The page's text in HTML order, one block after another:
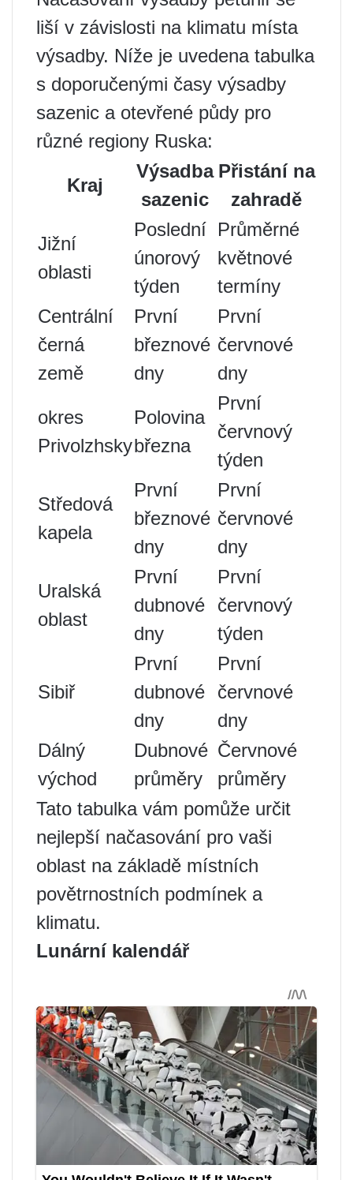
liší v závislosti na klimatu místa
výsadby. Níže je uvedena tabulka
s doporučenými časy výsadby
sazenic a otevřené půdy pro
různé regiony Ruska:
Kraj
Výsadba
sazenic
Přistání na
zahradě
Jižní
oblasti
Poslední
únorový
týden
Průměrné
květnové
termíny
Centrální
černá
země
První
březnové
dny
První
červnové
dny
okres
Privolzhsky
Polovina
března
První
červnový
týden
Středová
kapela
První
březnové
dny
První
červnové
dny
Uralská
oblast
První
dubnové
dny
První
červnový
týden
Sibiř
První
dubnové
dny
První
červnové
dny
Dálný
východ
Dubnové
průměry
Červnové
průměry
Tato tabulka vám pomůže určit
nejlepší načasování pro vaši
oblast na základě místních
povětrnostních podmínek a
klimatu.
Lunární kalendář